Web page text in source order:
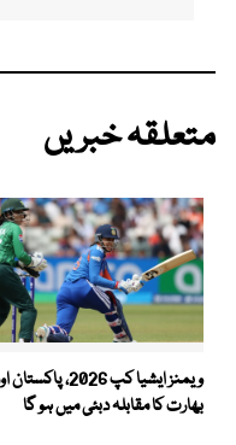
متعلقہ خبریں
ویمنز ایشیا کپ 2026،
بھارت کا مقابلہ دبئی میں ہو گا